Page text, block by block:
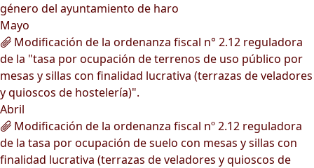
género del ayuntamiento de haro
Mayo
Modificación de la ordenanza fiscal n° 2.12 reguladora
de la "tasa por ocupación de terrenos de uso público por
mesas y sillas con finalidad lucrativa (terrazas de veladores
y quioscos de hostelería)".
Abril
Modificación de la ordenanza fiscal nº 2.12 reguladora
de la tasa por ocupación de suelo con mesas y sillas con
finalidad lucrativa (terrazas de veladores y quioscos de